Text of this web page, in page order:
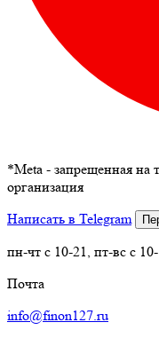
*Meta - запрещенная на
организация
Написать в Telegram
пн-чт с 10-21, пт-вс с
Почта
info@finon127.ru